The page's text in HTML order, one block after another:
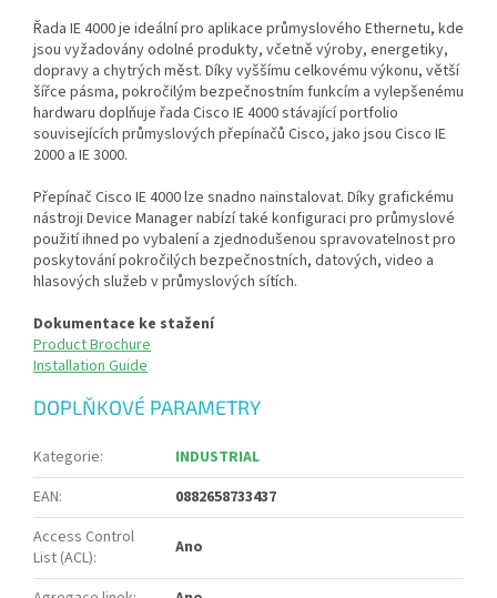
Řada IE 4000 je ideální pro aplikace průmyslového Ethernetu, kde
jsou vyžadovány odolné produkty, včetně výroby, energetiky,
dopravy a chytrých měst. Díky vyššímu celkovému výkonu, větší
šířce pásma, pokročilým bezpečnostním funkcím a vylepšenému
hardwaru doplňuje řada Cisco IE 4000 stávající portfolio
souvisejících průmyslových přepínačů Cisco, jako jsou Cisco IE
2000 a IE 3000.
Přepínač Cisco IE 4000 lze snadno nainstalovat. Díky grafickému
nástroji Device Manager nabízí také konfiguraci pro průmyslové
použití ihned po vybalení a zjednodušenou spravovatelnost pro
poskytování pokročilých bezpečnostních, datových, video a
hlasových služeb v průmyslových sítích.
Dokumentace ke stažení
Product Brochure
Installation Guide
DOPLŇKOVÉ PARAMETRY
Kategorie:
INDUSTRIAL
EAN:
0882658733437
Access Control
List (ACL): Ano